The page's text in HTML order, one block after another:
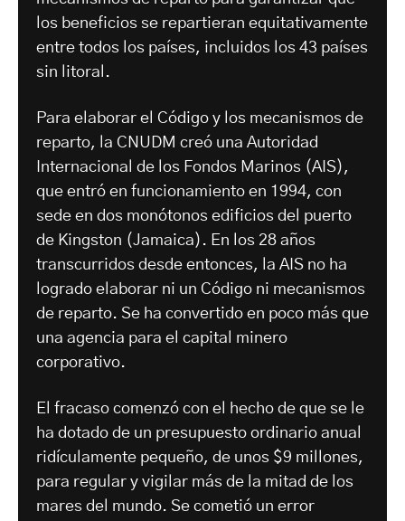
los beneficios se repartieran equitativamente
entre todos los países, incluidos los 43 países
sin litoral.
Para elaborar el Código y los mecanismos de
reparto, la CNUDM creó una Autoridad
Internacional de los Fondos Marinos (AIS),
que entró en funcionamiento en 1994, con
sede en dos monótonos edificios del puerto
de Kingston (Jamaica). En los 28 años
transcurridos desde entonces, la AIS no ha
logrado elaborar ni un Código ni mecanismos
de reparto. Se ha convertido en poco más que
una agencia para el capital minero
corporativo.
El fracaso comenzó con el hecho de que se le
ha dotado de un presupuesto ordinario anual
ridículamente pequeño, de unos $9 millones,
para regular y vigilar más de la mitad de los
mares del mundo. Se cometió un error